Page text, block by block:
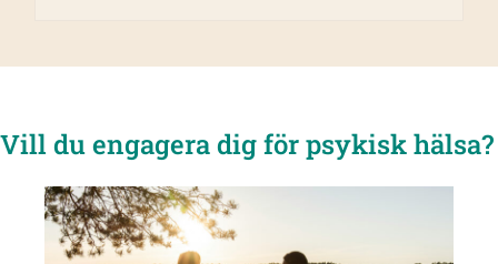
Vill du engagera dig för psykisk hälsa?